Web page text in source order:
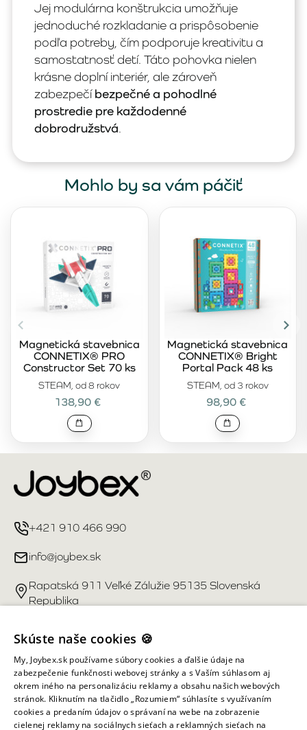
Jej modulárna konštrukcia umožňuje
jednoduché rozkladanie a prispôsobenie
podľa potreby, čím podporuje kreativitu a
samostatnosť detí. Táto pohovka nielen
krásne doplní interiér, ale zároveň
zabezpečíbezpečné a pohodlné
prostredie pre každodenné
dobrodružstvá.
Mohlo by sa vám páčiť
STEAM, od 8 rokov
Magnetická stavebnica
CONNETIX® PRO
Constructor Set 70 ks
138,90 €
STEAM, od 3 rokov
Magnetická stavebnica
CONNETIX® Bright
Portal Pack 48 ks
98,90 €
+421 910 466 990
info@joybex.sk
Rapatská 911 Veľké Zálužie 95135 Slovenská
Republika
Užitočné odkazy
Účet
Informácie obchodu
Skúste naše cookies 🍪
My, Joybex.sk používame súbory cookies a ďalšie údaje na
zabezpečenie funkčnosti webovej stránky a s Vaším súhlasom aj
okrem iného na personalizáciu reklamy a obsahu našich webových
stránok. Kliknutím na tlačidlo „Rozumiem“ súhlasíte s využívaním
cookies a predaním údajov o správaní na webe na zobrazenie
cielenej reklamy na sociálnych sieťach a reklamných sieťach na